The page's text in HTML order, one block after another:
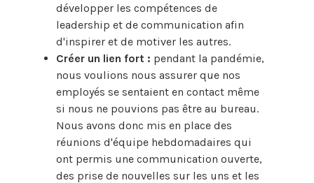
développer les compétences de
leadership et de communication afin
d'inspirer et de motiver les autres.
Créer un lien fort : pendant la pandémie,
nous voulions nous assurer que nos
employés se sentaient en contact même
si nous ne pouvions pas être au bureau.
Nous avons donc mis en place des
réunions d'équipe hebdomadaires qui
ont permis une communication ouverte,
des prise de nouvelles sur les uns et les